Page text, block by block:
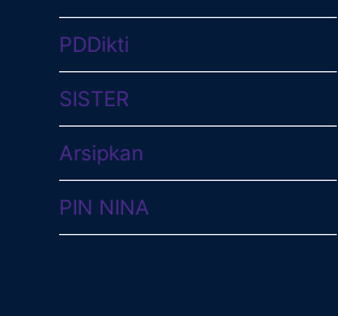
PDDikti
SISTER
Arsipkan
PIN NINA